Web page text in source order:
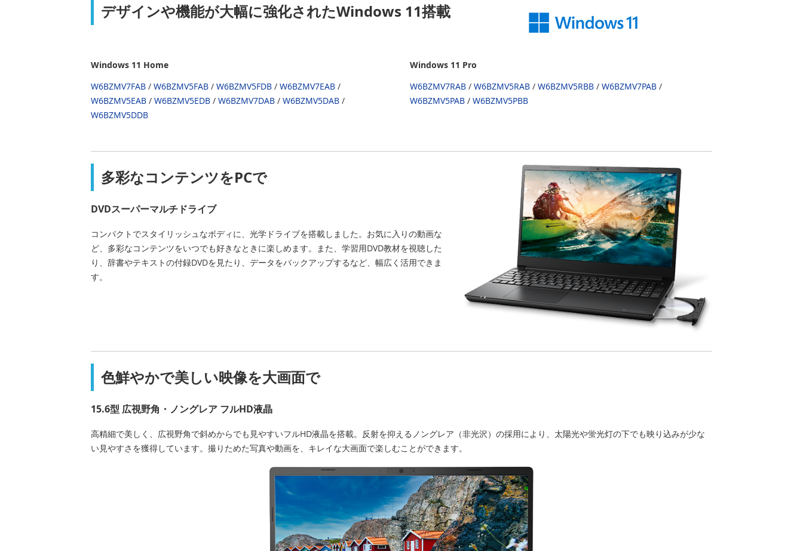
デザインや機能が大幅に強化されたWindows 11搭載
Windows 11 Home
W6BZMV7FAB / W6BZMV5FAB / W6BZMV5FDB / W6BZMV7EAB /
W6BZMV5EAB / W6BZMV5EDB / W6BZMV7DAB / W6BZMV5DAB /
W6BZMV5DDB
Windows 11 Pro
W6BZMV7RAB/ W6BZMV5RAB/ W6BZMV5RBB/ W6BZMV7PAB/
W6BZMV5PAB/ W6BZMV5PBB
多彩なコンテンツをPCで
DVDスーパーマルチドライブ
コンパクトでスタイリッシュなボディに、光学ドライブを搭載しました。お気に入りの動画な
ど、多彩なコンテンツをいつでも好きなときに楽しめます。また、学習用DVD教材を視聴した
り、辞書やテキストの付録DVDを見たり、データをバックアップするなど、幅広く活用できま
す。
色鮮やかで美しい映像を大画面で
15.6型 広視野角・ノングレア フルHD液晶
高精細で美しく、広視野角で斜めからでも見やすいフルHD液晶を搭載。反射を抑えるノングレア（非光沢）の採用により、太陽光や蛍光灯の下でも映り込みが少な
い見やすさを獲得しています。撮りためた写真や動画を、キレイな大画面で楽しむことができます。